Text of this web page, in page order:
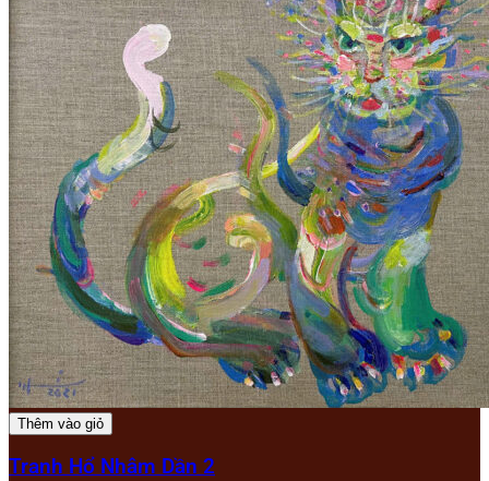
Thêm vào giỏ
Tranh Hổ Nhâm Dần 2